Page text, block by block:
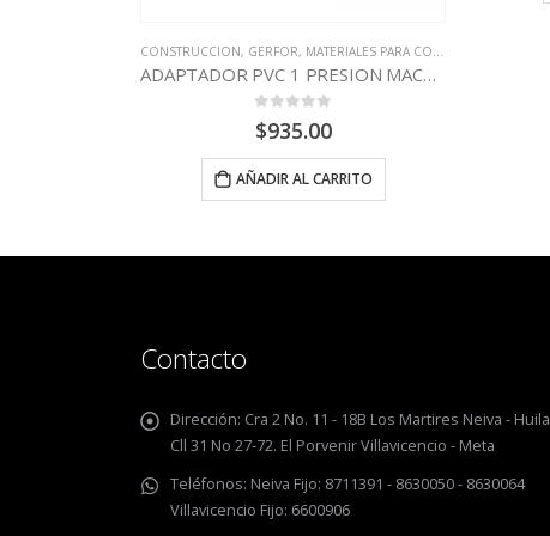
CONSTRUCCION,GERFOR,MATERIALES PARA CONSTRUCCION
ADAPTADOR PVC 1 PRESION MACHO GERFOR
out of 5
935.00
AÑADIR AL CARRITO
Contacto
Dirección: Cra 2 No. 11 - 18B Los Martires Neiva - Huila
Cll 31 No 27-72. El Porvenir Villavicencio - Meta
Teléfonos: Neiva Fijo: 8711391 - 8630050 - 8630064
Villavicencio Fijo: 6600906